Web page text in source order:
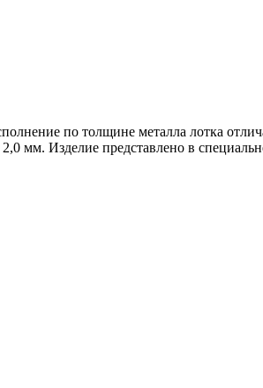
по толщине металла лотка
мм. Изделие представлено в